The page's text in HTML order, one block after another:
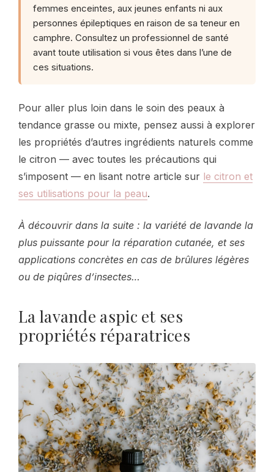
femmes enceintes, aux jeunes enfants ni aux
personnes épileptiques en raison de sa teneur en
camphre. Consultez un professionnel de santé
avant toute utilisation si vous êtes dans l’une de
ces situations.
Pour aller plus loin dans le soin des peaux à
tendance grasse ou mixte, pensez aussi à explorer
les propriétés d’autres ingrédients naturels comme
le citron — avec toutes les précautions qui
s’imposent — en lisant notre article sur le citron et
ses utilisations pour la peau.
À découvrir dans la suite : la variété de lavande la
plus puissante pour la réparation cutanée, et ses
applications concrètes en cas de brûlures légères
ou de piqûres d’insectes…
La lavande aspic et ses
propriétés réparatrices